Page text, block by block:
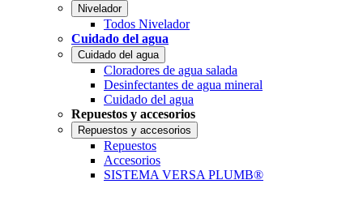
Nivelador
Todos Nivelador
Cuidado del agua
Cuidado del agua
Cloradores de agua salada
Desinfectantes de agua mineral
Cuidado del agua
Repuestos y accesorios
Repuestos y accesorios
Repuestos
Accesorios
SISTEMA VERSA PLUMB®